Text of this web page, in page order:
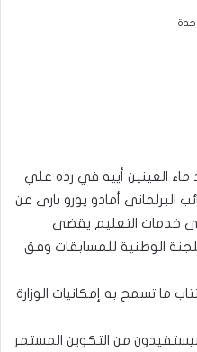
العينين أييه في رده علي
أمادو يورو بارى عن
خدمات التعليم يقضى
الوطنية للمسابقات وفق
ما تسمح به إمكانيات الوزارة
من التكوين المستمر